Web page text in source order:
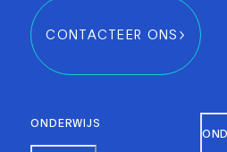
CONTACTEER ONS
ONDERWIJS